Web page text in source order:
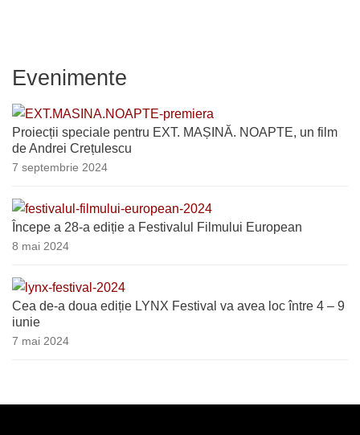
Evenimente
Proiecții speciale pentru EXT. MAȘINĂ. NOAPTE, un film
de Andrei Crețulescu
7 septembrie 2024
Începe a 28-a ediție a Festivalul Filmului European
8 mai 2024
Cea de-a doua ediție LYNX Festival va avea loc între 4 – 9
iunie
7 mai 2024